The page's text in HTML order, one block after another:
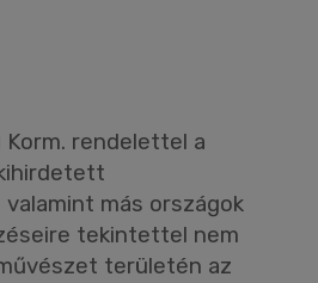
Korm. rendelettel a
más országok
tekintettel nem
területén az